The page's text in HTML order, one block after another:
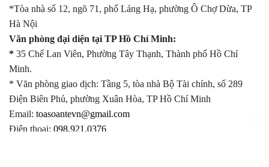
*Tòa nhà số 12, ngõ 71, phố Láng Hạ, phường Ô Chợ Dừa, TP
Hà Nội
Văn phòng đại diện tại TP Hồ Chí Minh:
* 35 Chế Lan Viên, Phường Tây Thạnh, Thành phố Hồ Chí
Minh.
* Văn phòng giao dịch: Tầng 5, tòa nhà Bộ Tài chính, số 289
Điện Biên Phủ, phường Xuân Hòa, TP Hồ Chí Minh
Email: toasoantevn@gmail.com
Điện thoại: 098.921.0376